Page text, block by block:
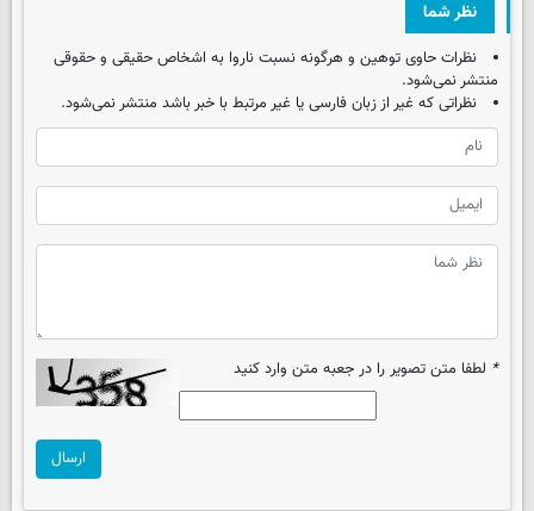
نظر شما
نظرات حاوی توهین و هرگونه نسبت ناروا به اشخاص حقیقی و حقوقی
منتشر نمی‌شود.
نظراتی که غیر از زبان فارسی یا غیر مرتبط با خبر باشد منتشر نمی‌شود.
* لطفا متن تصویر را در جعبه متن وارد کنید
ارسال